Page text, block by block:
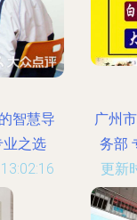
智慧导
业之选
广州
务部
更新